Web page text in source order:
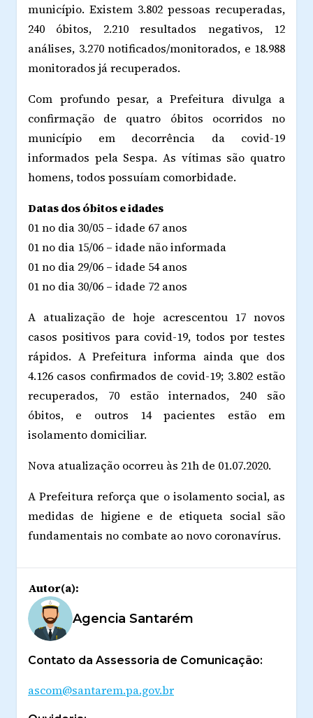
município. Existem 3.802 pessoas recuperadas,
240 óbitos, 2.210 resultados negativos, 12
análises, 3.270 notificados/monitorados, e 18.988
monitorados já recuperados.
Com profundo pesar, a Prefeitura divulga a
confirmação de quatro óbitos ocorridos no
município em decorrência da covid-19
informados pela Sespa. As vítimas são quatro
homens, todos possuíam comorbidade.
Datas dos óbitos e idades
01 no dia 30/05 – idade 67 anos
01 no dia 15/06 – idade não informada
01 no dia 29/06 – idade 54 anos
01 no dia 30/06 – idade 72 anos
A atualização de hoje acrescentou 17 novos
casos positivos para covid-19, todos por testes
rápidos. A Prefeitura informa ainda que dos
4.126 casos confirmados de covid-19; 3.802 estão
recuperados, 70 estão internados, 240 são
óbitos, e outros 14 pacientes estão em
isolamento domiciliar.
Nova atualização ocorreu às 21h de 01.07.2020.
A Prefeitura reforça que o isolamento social, as
medidas de higiene e de etiqueta social são
fundamentais no combate ao novo coronavírus.
Autor(a):
Agencia Santarém
Contato da Assessoria de Comunicação:
ascom@santarem.pa.gov.br